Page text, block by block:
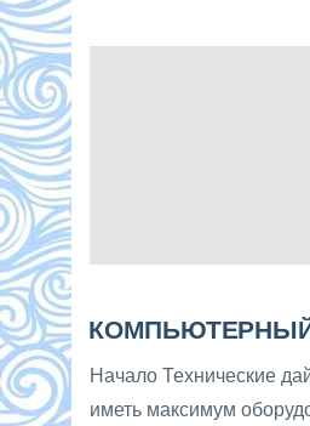
Начало Технические
иметь максимум